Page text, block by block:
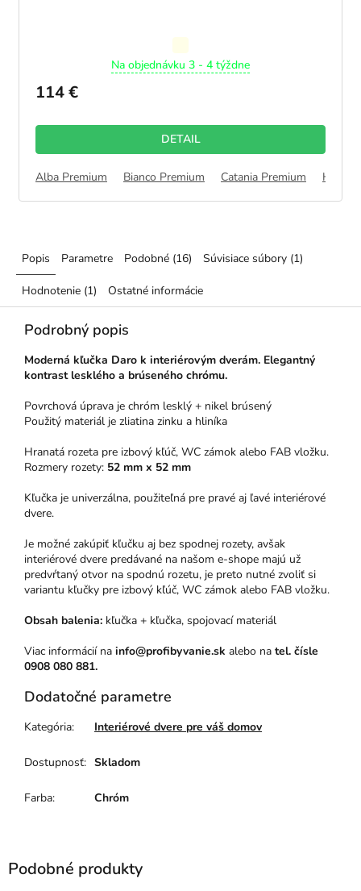
hodnotenie
z
5
hviezdičiek.
Na objednávku 3 - 4 týždne
114 €
DETAIL
Alba Premium Bianco Premium Catania Premium Halifax
Popis Parametre Podobné (16) Súvisiace súbory (1)
Hodnotenie (1) Ostatné informácie
Podrobný popis
Moderná kľučka Daro k interiérovým dverám. Elegantný
kontrast lesklého a brúseného chrómu.
Povrchová úprava je chróm lesklý + nikel brúsený
Použitý materiál je zliatina zinku a hliníka
Hranatá rozeta pre izbový kľúč, WC zámok alebo FAB vložku.
Rozmery rozety: 52 mm x 52 mm
Kľučka je univerzálna, použiteľná pre pravé aj ľavé interiérové
dvere.
Je možné zakúpiť kľučku aj bez spodnej rozety, avšak
interiérové dvere predávané na našom e-shope majú už
predvŕtaný otvor na spodnú rozetu, je preto nutné zvoliť si
variantu kľučky pre izbový kľúč, WC zámok alebo FAB vložku.
Obsah balenia: kľučka + kľučka, spojovací materiál
Viac informácií na info@profibyvanie.sk alebo na tel. čísle
0908 080 881.
Dodatočné parametre
Kategória: Interiérové dvere pre váš domov
Dostupnosť: Skladom
Farba: Chróm